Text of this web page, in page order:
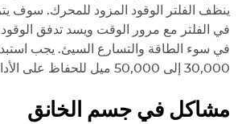
ينظف الفلتر الوقود المزود للمحرك. سوف
في الفلتر مع مرور الوقت ويسد تدفق
في سوء الطاقة والتسارع السيئ. يجب
30,000 إلى 50,000 ميل للحفاظ على الأداء الأمثل للمحرك.
مشاكل في جسم الخانق